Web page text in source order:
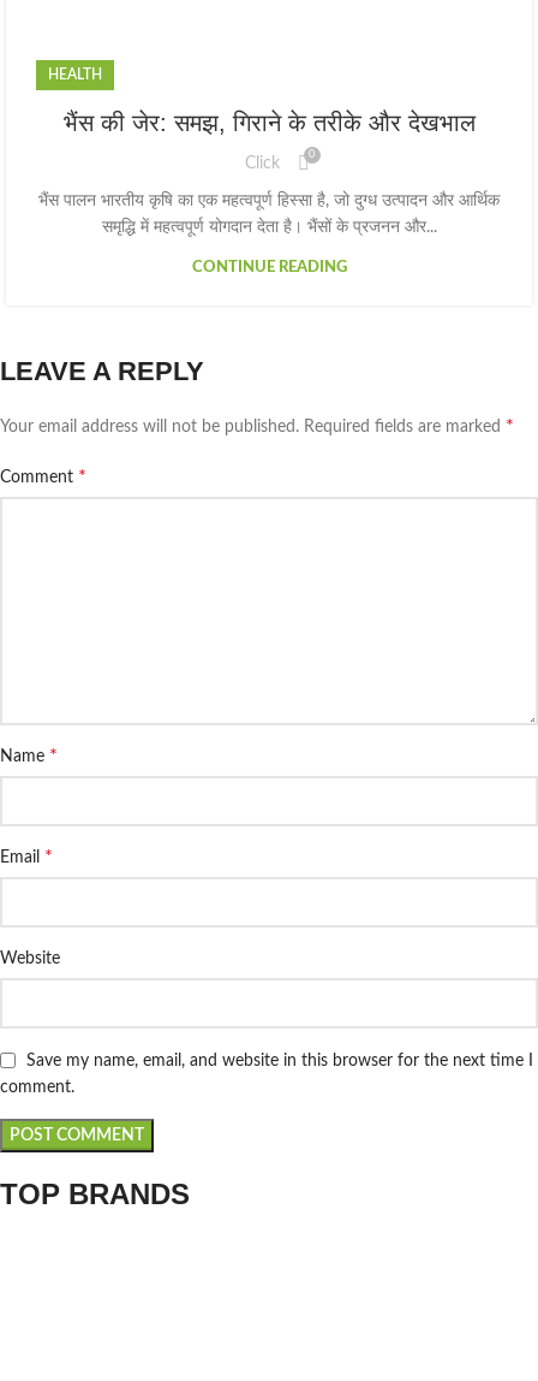
HEALTH
भैंस की जेर: समझ, गिराने के तरीके और देखभाल
Click 0
भैंस पालन भारतीय कृषि का एक महत्वपूर्ण हिस्सा है, जो दुग्ध उत्पादन और आर्थिक
समृद्धि में महत्वपूर्ण योगदान देता है। भैंसों के प्रजनन और...
CONTINUE READING
LEAVE A REPLY
Your email address will not be published. Required fields are marked *
Comment *
Name *
Email *
Website
Save my name, email, and website in this browser for the next time I
comment.
TOP BRANDS